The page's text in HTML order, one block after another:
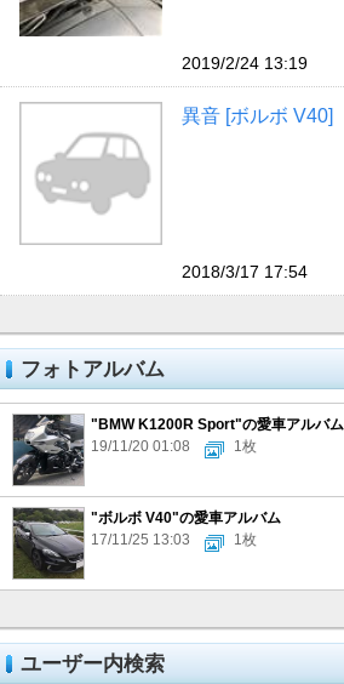
2019/2/24 13:19
異音 [ボルボ V40]
2018/3/17 17:54
フォトアルバム
"BMW K1200R Sport"の愛車アルバム
19/11/20 01:08
1枚
"ボルボ V40"の愛車アルバム
17/11/25 13:03
1枚
ユーザー内検索